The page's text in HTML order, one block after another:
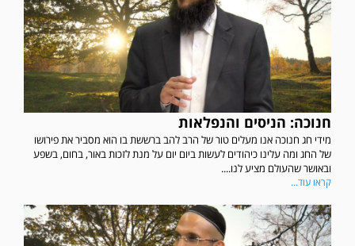
חנוכה: הניסים והנפלאות
מידי חג חנוכה אנו מעלים טור של הרב להב ברששת בו הוא מסביר את פירושו
של החג ומה עלינו כיהודים לעשות ביום יום על מנת לזכות באור, בחום, בשפע
ובאושר שהעולם מציע לנו....
קראו עוד...